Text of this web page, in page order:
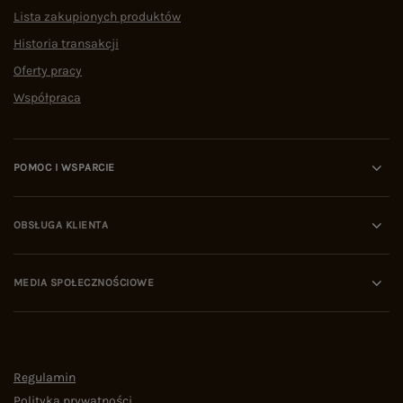
Lista zakupionych produktów
Historia transakcji
Oferty pracy
Współpraca
POMOC I WSPARCIE
OBSŁUGA KLIENTA
MEDIA SPOŁECZNOŚCIOWE
Regulamin